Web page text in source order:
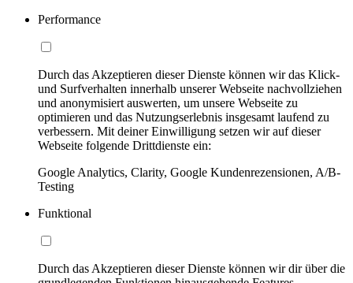
Performance
Durch das Akzeptieren dieser Dienste können wir das Klick-
und Surfverhalten innerhalb unserer Webseite nachvollziehen
und anonymisiert auswerten, um unsere Webseite zu
optimieren und das Nutzungserlebnis insgesamt laufend zu
verbessern. Mit deiner Einwilligung setzen wir auf dieser
Webseite folgende Drittdienste ein:
Google Analytics, Clarity, Google Kundenrezensionen, A/B-
Testing
Funktional
Durch das Akzeptieren dieser Dienste können wir dir über die